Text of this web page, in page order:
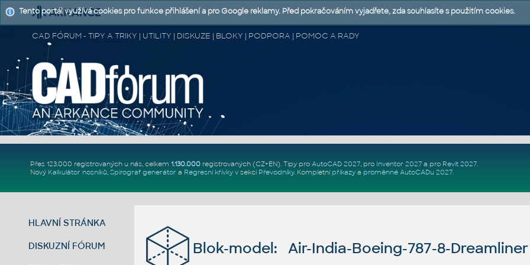
CAD FÓRUM - TIPY A TRIKY | UTILITY | DISKUZE | BLOKY | PODPORA | POMOC A RADY
Přes 123.000 registrovaných u nás, celkem 1.130.000registrovaných (CZ+EN). Tipy pro AutoCAD 2027, pro Inventor 2027a pro Revit 2027.
Nový Kalkulátor nosníků, Spirograf generátor a Regresní křivkyv sekci Převodníky. Kompletní příkazya proměnné AutoCADu 2027.
HLAVNÍ STRÁNKA
DISKUZNÍ FÓRUM Blok-model: Air-India-Boeing-787-8-Dreamliner
Tento portál využívá cookies pro funkce přihlášení a pro Google reklamy. Před pokračováním vyjadřete, zda souhlasíte s použitím cookies.